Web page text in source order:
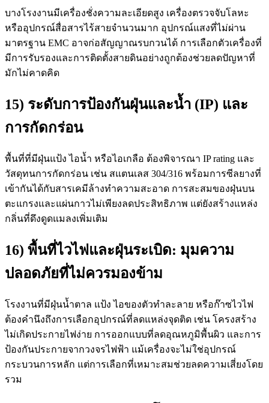
บางโรงงานมีเครื่องชั่งความละเอียดสูง เครื่องตรวจจับโลหะ
หรืออุปกรณ์สื่อสารไร้สายจำนวนมาก อุปกรณ์แสงที่ไม่ผ่าน
มาตรฐาน EMC อาจก่อสัญญาณรบกวนได้ การเลือกตัวเครื่องที่
มีการรับรองและการติดตั้งสายดินอย่างถูกต้องช่วยลดปัญหาที่
มักไม่คาดคิด
15) ระดับการป้องกันฝุ่นและน้ำ (IP) และ
การกัดกร่อน
พื้นที่ที่มีฝุ่นแป้ง ไอน้ำ หรือไอเกลือ ต้องพิจารณา IP rating และ
วัสดุทนการกัดกร่อน เช่น สแตนเลส 304/316 พร้อมการซีลยางที่
เข้ากันได้กับสารเคมีล้างทำความสะอาด การสะสมของฝุ่นบน
ตะแกรงและแผ่นกาวไม่เพียงลดประสิทธิภาพ แต่ยังสร้างแหล่ง
กลิ่นที่ดึงดูดแมลงเพิ่มเติม
16) พื้นที่ไวไฟและฝุ่นระเบิด: มุมความ
ปลอดภัยที่ไม่ควรมองข้าม
โรงงานที่มีฝุ่นน้ำตาล แป้ง ไอของตัวทำละลาย หรือก๊าซไวไฟ
ต้องคำนึงถึงการเลือกอุปกรณ์ที่ลดแหล่งจุดติด เช่น โครงสร้าง
ไม่เกิดประกายไฟง่าย การออกแบบที่ลดอุณหภูมิพื้นผิว และการ
ป้องกันประกายจากวงจรไฟฟ้า แม้เครื่องจะไม่ใช่อุปกรณ์
กระบวนการหลัก แต่การเลือกที่เหมาะสมช่วยลดความเสี่ยงโดย
รวม